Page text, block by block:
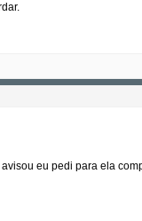
eu pedi para ela